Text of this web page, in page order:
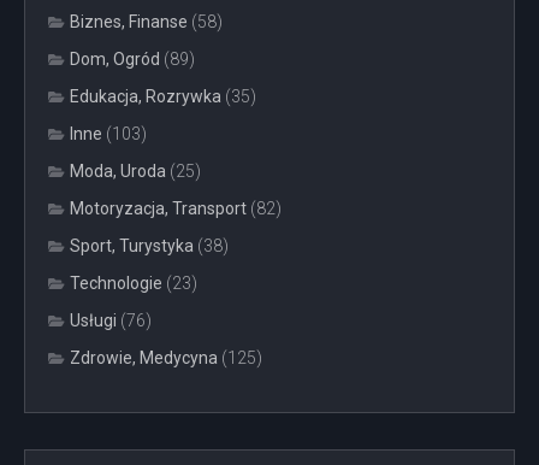
Biznes, Finanse (58)
Dom, Ogród (89)
Edukacja, Rozrywka (35)
Inne (103)
Moda, Uroda (25)
Motoryzacja, Transport (82)
Sport, Turystyka (38)
Technologie (23)
Usługi (76)
Zdrowie, Medycyna (125)